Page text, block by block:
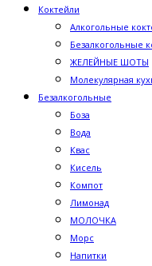
Коктейли
Алкогольные
Безалкогольные
ЖЕЛЕЙНЫЕ ШОТЫ
Молекулярная
Безалкогольные
Боза
Вода
Квас
Кисель
Компот
Лимонад
МОЛОЧКА
Морс
Напитки